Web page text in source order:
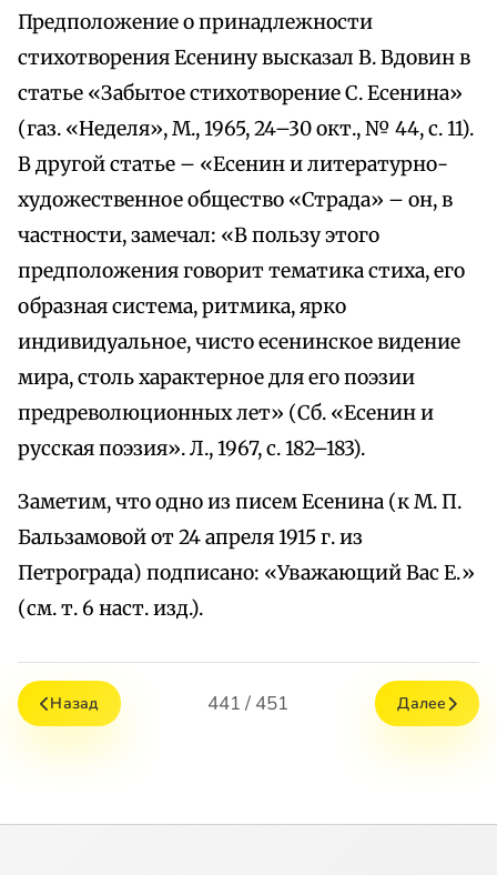
Предположение о принадлежности
стихотворения Есенину высказал В. Вдовин в
статье «Забытое стихотворение С. Есенина»
(газ. «Неделя», М., 1965, 24–30 окт., № 44, с. 11).
В другой статье – «Есенин и литературно-
художественное общество «Страда» – он, в
частности, замечал: «В пользу этого
предположения говорит тематика стиха, его
образная система, ритмика, ярко
индивидуальное, чисто есенинское видение
мира, столь характерное для его поэзии
предреволюционных лет» (Сб. «Есенин и
русская поэзия». Л., 1967, с. 182–183).
Заметим, что одно из писем Есенина (к М. П.
Бальзамовой от 24 апреля 1915 г. из
Петрограда) подписано: «Уважающий Вас Е.»
(см. т. 6 наст. изд.).
Назад 441 / 451 Далее